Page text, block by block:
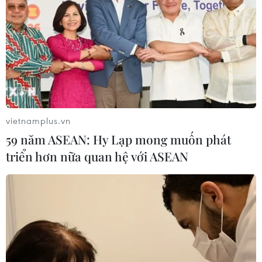
Theo dõi VietnamPlus
TIN LIÊN QUAN
vietnamplus.vn
59 năm ASEAN: Hy Lạp mong muốn phát
triển hơn nữa quan hệ với ASEAN